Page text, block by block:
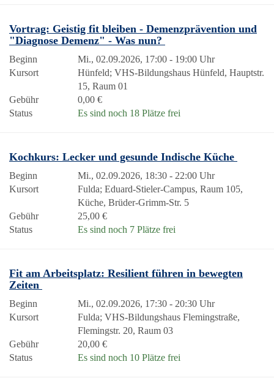
Vortrag: Geistig fit bleiben - Demenzprävention und
"Diagnose Demenz" - Was nun?
Beginn
Mi., 02.09.2026, 17:00 - 19:00 Uhr
Kursort
Hünfeld; VHS-Bildungshaus Hünfeld, Hauptstr.
15, Raum 01
Gebühr
0,00 €
Status
Es sind noch 18 Plätze frei
Kochkurs: Lecker und gesunde Indische Küche
Beginn
Mi., 02.09.2026, 18:30 - 22:00 Uhr
Kursort
Fulda; Eduard-Stieler-Campus, Raum 105,
Küche, Brüder-Grimm-Str. 5
Gebühr
25,00 €
Status
Es sind noch 7 Plätze frei
Fit am Arbeitsplatz: Resilient führen in bewegten
Zeiten
Beginn
Mi., 02.09.2026, 17:30 - 20:30 Uhr
Kursort
Fulda; VHS-Bildungshaus Flemingstraße,
Flemingstr. 20, Raum 03
Gebühr
20,00 €
Status
Es sind noch 10 Plätze frei